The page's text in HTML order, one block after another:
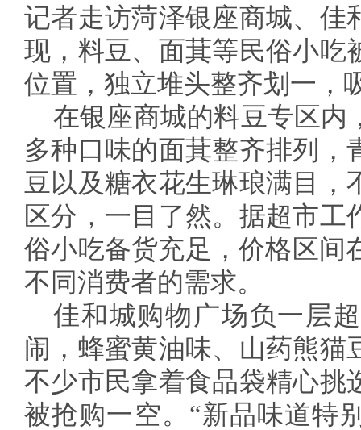
记者走访菏泽银座商城、佳
现，料豆、面萁等民俗小吃
位置，独立堆头整齐划一，
在银座商城的料豆专区内
多种口味的面萁整齐排列，
豆以及糖衣花生琳琅满目，
区分，一目了然。据超市
俗小吃备货充足，价格区间
不同消费者的需求。
佳和城购物广场负一层
闹，蜂蜜黄油味、山药熊猫
不少市民拿着食品袋精心挑
被抢购一空。“新品味道特